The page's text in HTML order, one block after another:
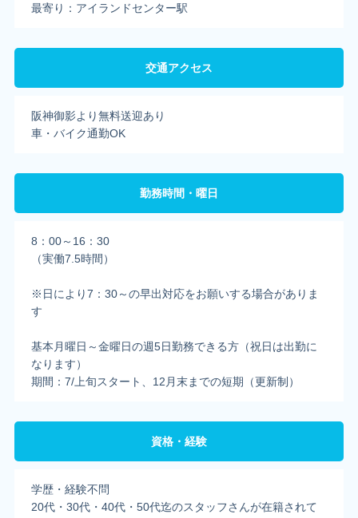
最寄り：アイランドセンター駅
交通アクセス
阪神御影より無料送迎あり
車・バイク通勤OK
勤務時間・曜日
8：00～16：30
（実働7.5時間）
※日により7：30～の早出対応をお願いする場合がありま
す
基本月曜日～金曜日の週5日勤務できる方（祝日は出勤に
なります）
期間：7/上旬スタート、12月末までの短期（更新制）
資格・経験
学歴・経験不問
20代・30代・40代・50代迄のスタッフさんが在籍されて